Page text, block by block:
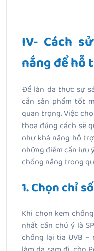
IV- Cách
nắng để hỗ
Để làn da thực sự
cần sản phẩm tốt
quan trọng. Việc
thoa đúng cách sẽ
như khả năng hỗ
những điểm cần lưu
chống nắng trong
1. Chọn chỉ
Khi chọn kem
nhất cần chú ý là
chống lại tia UVB –